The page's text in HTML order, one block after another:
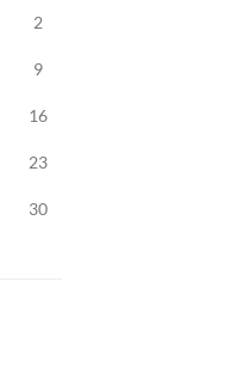
2
9
16
23
30